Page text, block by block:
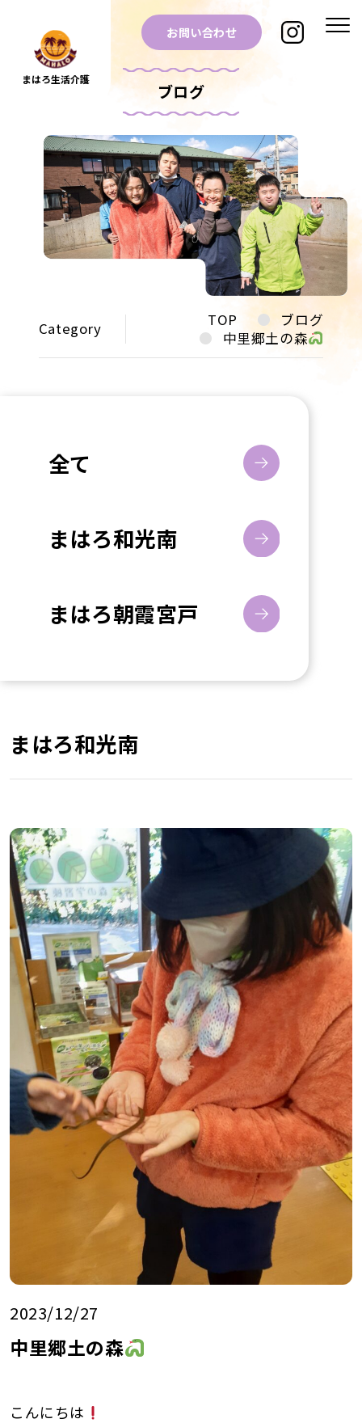
まはろ生活介護
お問い合わせ
ブログ
Category TOP
ブログ
中里郷土の森
まはろ和光南
2023/12/27
中里郷土の森
こんにちは
全て
まはろ和光南
まはろ朝霞宮戸